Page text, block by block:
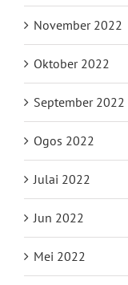
November 2022
Oktober 2022
September 2022
Ogos 2022
Julai 2022
Jun 2022
Mei 2022